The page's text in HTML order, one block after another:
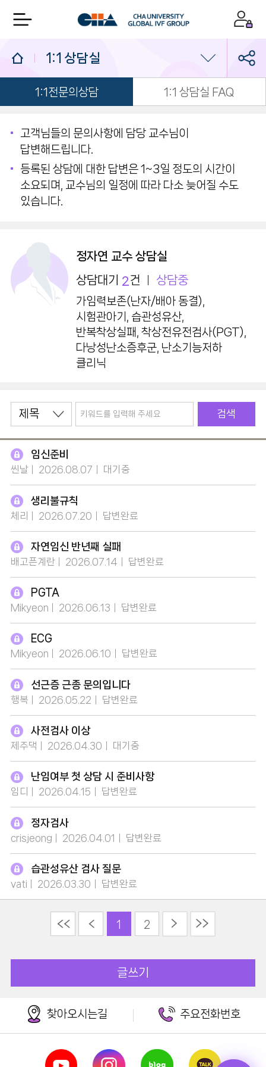
1:1 상담실
의료진/진료일정
진료예약
1:1 상담실
1:1전문의상담 1:1 상담실 FAQ
고객님들의 문의사항에 담당 교수님이
답변해드립니다.
등록된 상담에 대한 답변은 1~3일 정도의 시간이
소요되며, 교수님의 일정에 따라 다소 늦어질 수도
있습니다.
정자연 교수 상담실
상담대기 2건 상담중
가임력보존(난자/배아 동결),
시험관아기, 습관성유산,
반복착상실패, 착상전유전검사(PGT),
다낭성난소증후군, 난소기능저하
클리닉
검색
임신준비
씬날 2026.08.07 대기중
생리불규칙
체리 2026.07.20 답변완료
자연임신 반년째 실패
배고픈계란 2026.07.14 답변완료
PGTA
Mikyeon 2026.06.13 답변완료
ECG
Mikyeon 2026.06.10 답변완료
선근증 근종 문의입니다
행복 2026.05.22 답변완료
사전검사 이상
제주댁 2026.04.30 대기중
난임여부 첫 상담 시 준비사항
임디 2026.04.15 답변완료
정자검사
crisjeong 2026.04.01 답변완료
습관성유산 검사 질문
vati 2026.03.30 답변완료
이전 1 2 다음 끝
글쓰기
찾아오시는길 주요전화번호